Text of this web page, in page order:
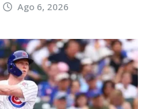
Ago 6, 2026